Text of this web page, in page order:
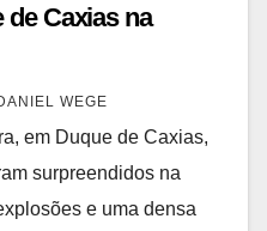
Caxias na
WEGE
em Duque de Caxias,
surpreendidos na
e uma densa